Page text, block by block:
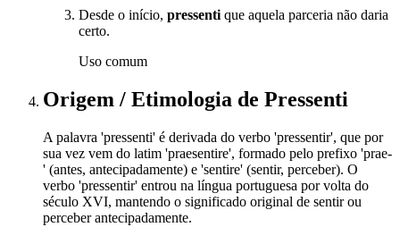
Desde o início, pressenti que aquela parceria não daria
certo.
Uso comum
Origem / Etimologia de Pressenti
A palavra 'pressenti' é derivada do verbo 'pressentir', que por
sua vez vem do latim 'praesentire', formado pelo prefixo 'prae-
' (antes, antecipadamente) e 'sentire' (sentir, perceber). O
verbo 'pressentir' entrou na língua portuguesa por volta do
século XVI, mantendo o significado original de sentir ou
perceber antecipadamente.